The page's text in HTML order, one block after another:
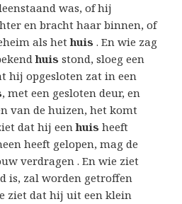
was, of hij
en bracht haar binnen, of
als hethuis . En wie zag
huis stond, sloeg een
hij opgesloten zat in een
, met een gesloten deur, en
van de huizen, het komt
dat hij eenhuis heeft
heeft gelopen, mag de
verdragen . En wie ziet
is, zal worden getroffen
ziet dat hij uit een klein